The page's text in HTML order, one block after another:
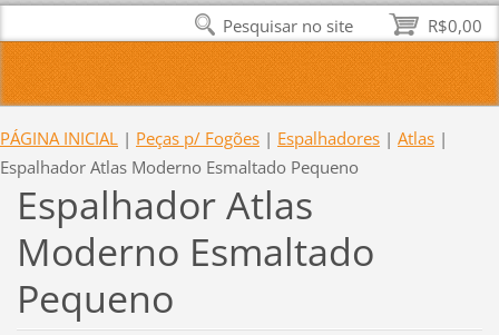
PÁGINA INICIAL | Peças p/ Fogões | Espalhadores | Atlas |
Espalhador Atlas Moderno Esmaltado Pequeno
Espalhador Atlas
Moderno Esmaltado
Pequeno
R$0,00
Pesquisar no site